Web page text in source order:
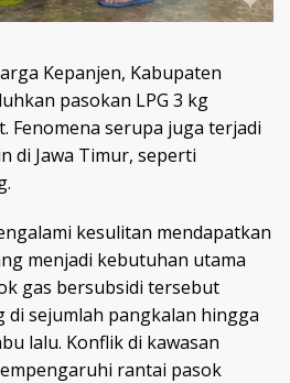
Kepanjen, Kabupaten
pasokan LPG 3 kg
Fenomena serupa juga terjadi
di Jawa Timur, seperti
kesulitan mendapatkan
menjadi kebutuhan utama
gas bersubsidi tersebut
sejumlah pangkalan hingga
lalu. Konflik di kawasan
rantai pasok